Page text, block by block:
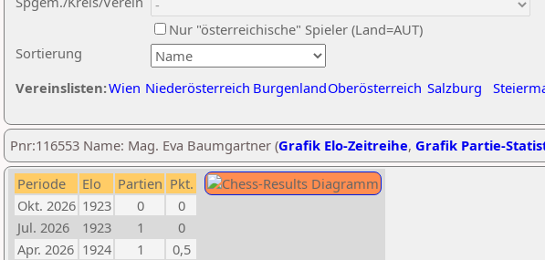
Sortierung
Nur "österreichische" Spieler (Land=AUT)
Vereinslisten:Wien Niederösterreich BurgenlandOberösterreich Salzburg
Pnr:116553 Name: Mag. Eva Baumgartner (Grafik Elo-Zeitreihe, Grafik Partie-
Periode Elo Partien Pkt.
Okt. 2026 1923 0
0
Jul. 2026
1923 1
0
Apr. 2026 1924 1
0,5